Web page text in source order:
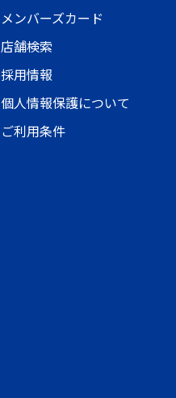
メンバーズカード
店舗検索
採用情報
個人情報保護について
ご利用条件